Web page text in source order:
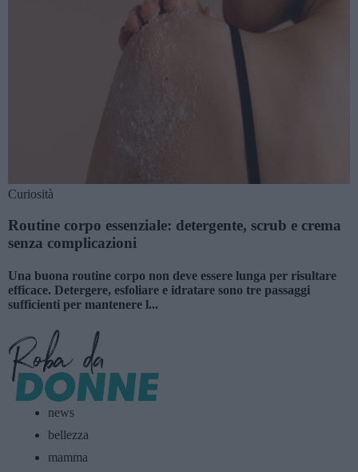
Curiosità
Routine corpo essenziale: detergente, scrub e crema
senza complicazioni
Una buona routine corpo non deve essere lunga per risultare
efficace. Detergere, esfoliare e idratare sono tre passaggi
sufficienti per mantenere l...
news
bellezza
mamma